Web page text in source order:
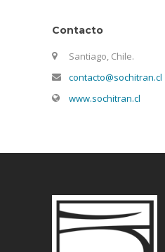
Contacto
Santiago, Chile.
contacto@sochitran.cl
www.sochitran.cl